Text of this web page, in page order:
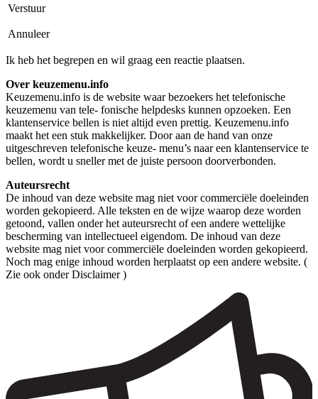
Verstuur
Annuleer
Ik heb het begrepen en wil graag een reactie plaatsen.
Over keuzemenu.info
Keuzemenu.info is de website waar bezoekers het telefonische
keuzemenu van tele- fonische helpdesks kunnen opzoeken. Een
klantenservice bellen is niet altijd even prettig. Keuzemenu.info
maakt het een stuk makkelijker. Door aan de hand van onze
uitgeschreven telefonische keuze- menu’s naar een klantenservice te
bellen, wordt u sneller met de juiste persoon doorverbonden.
Auteursrecht
De inhoud van deze website mag niet voor commerciële doeleinden
worden gekopieerd. Alle teksten en de wijze waarop deze worden
getoond, vallen onder het auteursrecht of een andere wettelijke
bescherming van intellectueel eigendom. De inhoud van deze
website mag niet voor commerciële doeleinden worden gekopieerd.
Noch mag enige inhoud worden herplaatst op een andere website. (
Zie ook onder Disclaimer )